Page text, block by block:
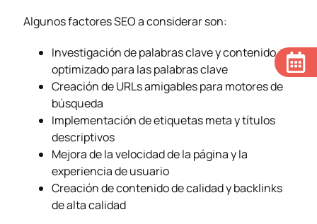
Algunos factores SEO a considerar son:
Investigación de palabras clave y contenido
optimizado para las palabras clave
Creación de URLs amigables para motores de
búsqueda
Implementación de etiquetas meta y títulos
descriptivos
Mejora de la velocidad de la página y la
experiencia de usuario
Creación de contenido de calidad y backlinks
de alta calidad